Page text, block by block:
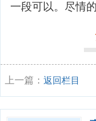
一段可以。尽情
上一篇： 返回栏目